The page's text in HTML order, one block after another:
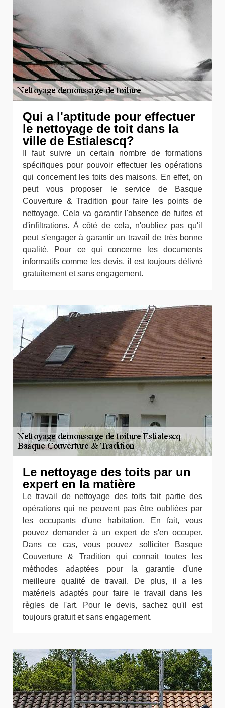
Qui a l'aptitude pour effectuer
le nettoyage de toit dans la
ville de Estialescq?
Il faut suivre un certain nombre de formations
spécifiques pour pouvoir effectuer les opérations
qui concernent les toits des maisons. En effet, on
peut vous proposer le service de Basque
Couverture & Tradition pour faire les points de
nettoyage. Cela va garantir l'absence de fuites et
d'infiltrations. À côté de cela, n'oubliez pas qu'il
peut s'engager à garantir un travail de très bonne
qualité. Pour ce qui concerne les documents
informatifs comme les devis, il est toujours délivré
gratuitement et sans engagement.
Le nettoyage des toits par un
expert en la matière
Le travail de nettoyage des toits fait partie des
opérations qui ne peuvent pas être oubliées par
les occupants d'une habitation. En fait, vous
pouvez demander à un expert de s'en occuper.
Dans ce cas, vous pouvez solliciter Basque
Couverture & Tradition qui connait toutes les
méthodes adaptées pour la garantie d'une
meilleure qualité de travail. De plus, il a les
matériels adaptés pour faire le travail dans les
règles de l'art. Pour le devis, sachez qu'il est
toujours gratuit et sans engagement.